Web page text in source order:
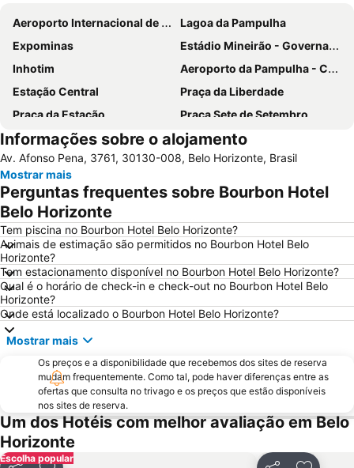
Aeroporto Internacional de Belo Horizonte-Confins
Lagoa da Pampulha
Expominas
Estádio Mineirão - Governador Magalhães Pinto
Inhotim
Aeroporto da Pampulha - Carlos Drummond de Andrade
Estação Central
Praça da Liberdade
Praça da Estação
Praça Sete de Setembro
Minas Centro
Nossa Senhora de Lourdes
Centro de Cultura Belo Horizonte
Jardim Zoológico
São Francisco de Assis - Pampulha
Mercado Central
Jardim Botânico da UFMG
Festa da Padroeira de Belo Horizonte - Nossa Senhora da Boa Viagem
38th Brazilian Retina and Vitreous Society Meeting – Retina 2013
International Professional Fair - Feira Profissional de Beleza
Bienal do Automóvel
16th International Seminar on Paste And Thickened Tailings - Paste 2013
Informações sobre o alojamento
Av. Afonso Pena, 3761, 30130-008, Belo Horizonte, Brasil
Mostrar mais
Perguntas frequentes sobre Bourbon Hotel
Belo Horizonte
Tem piscina no Bourbon Hotel Belo Horizonte?
Animais de estimação são permitidos no Bourbon Hotel Belo
Horizonte?
Tem estacionamento disponível no Bourbon Hotel Belo Horizonte?
Qual é o horário de check-in e check-out no Bourbon Hotel Belo
Horizonte?
Onde está localizado o Bourbon Hotel Belo Horizonte?
Mostrar mais
Os preços e a disponibilidade que recebemos dos sites de reserva
mudam frequentemente. Como tal, pode haver diferenças entre as
ofertas que consulta no trivago e os preços que estão disponíveis
nos sites de reserva.
Um dos Hotéis com melhor avaliação em Belo
Horizonte
Escolha popular